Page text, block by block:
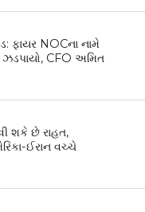
ફાયર NOCના નામે
CFO અમિત
શકે છે રાહત,
ઈરાન વચ્ચે